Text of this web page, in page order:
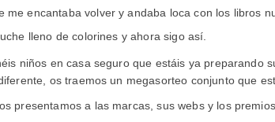
me encantaba volver y andaba loca con los libros
lleno de colorines y ahora sigo así.
niños en casa seguro que estáis ya preparando
os traemos un megasorteo conjunto que
presentamos a las marcas, sus webs y los